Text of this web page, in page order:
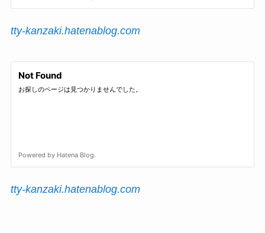
tty-kanzaki.hatenablog.com
tty-kanzaki.hatenablog.com